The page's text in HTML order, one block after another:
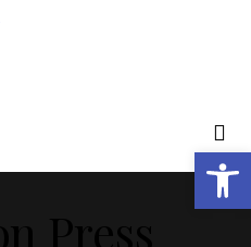
Abrir barra de herramientas